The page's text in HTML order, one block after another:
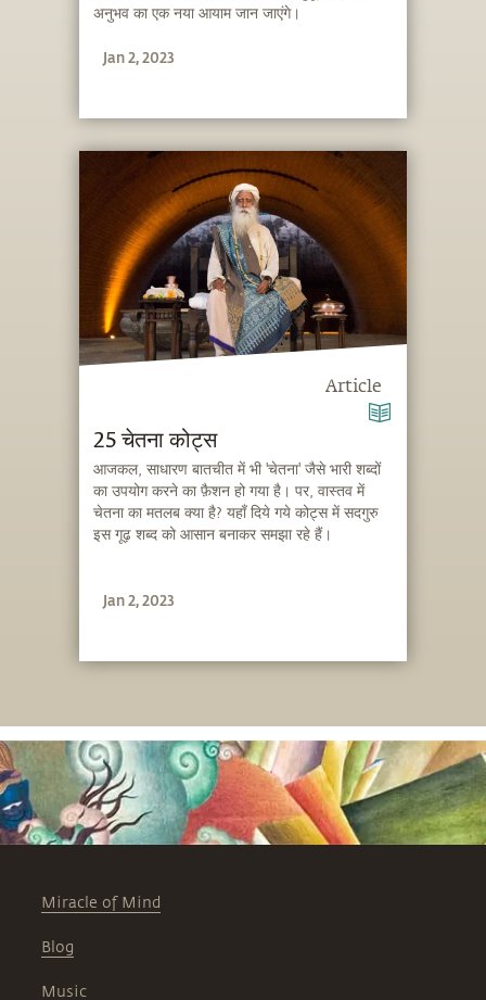
अनुभव का एक नया आयाम जान जाएंगे।
Jan 2, 2023
Article
25 चेतना कोट्स
आजकल, साधारण बातचीत में भी 'चेतना' जैसे भारी शब्दों
का उपयोग करने का फ़ैशन हो गया है। पर, वास्तव में
चेतना का मतलब क्या है? यहाँ दिये गये कोट्स में सदगुरु
इस गूढ़ शब्द को आसान बनाकर समझा रहे हैं।
Jan 2, 2023
Miracle of Mind
Blog
Music